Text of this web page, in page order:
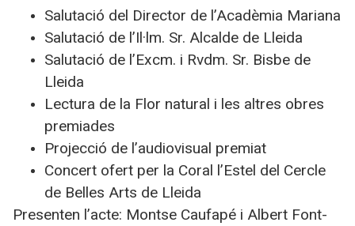
Salutació del Director de l’Acadèmia Mariana
Salutació de l’Il·lm. Sr. Alcalde de Lleida
Salutació de l’Excm. i Rvdm. Sr. Bisbe de
Lleida
Lectura de la Flor natural i les altres obres
premiades
Projecció de l’audiovisual premiat
Concert ofert per la Coral l’Estel del Cercle
de Belles Arts de Lleida
Presenten l’acte: Montse Caufapé i Albert Font-